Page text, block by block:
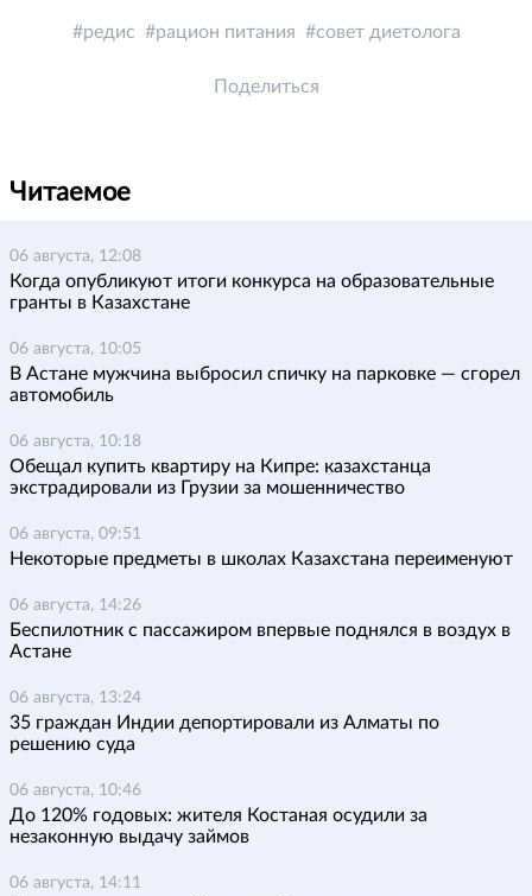
редис рацион питания совет диетолога
Поделиться
Читаемое
06 августа, 12:08
Когда опубликуют итоги конкурса на образовательные
гранты в Казахстане
06 августа, 10:05
В Астане мужчина выбросил спичку на парковке — сгорел
автомобиль
06 августа, 10:18
Обещал купить квартиру на Кипре: казахстанца
экстрадировали из Грузии за мошенничество
06 августа, 09:51
Некоторые предметы в школах Казахстана переименуют
06 августа, 14:26
Беспилотник с пассажиром впервые поднялся в воздух в
Астане
06 августа, 13:24
35 граждан Индии депортировали из Алматы по
решению суда
06 августа, 10:46
До 120% годовых: жителя Костаная осудили за
незаконную выдачу займов
06 августа, 14:11